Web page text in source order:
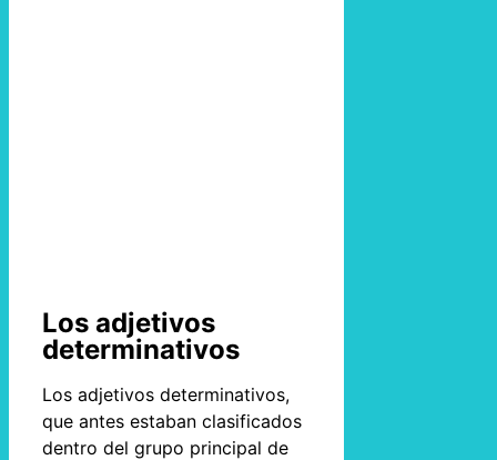
Los adjetivos
determinativos
Los adjetivos determinativos,
que antes estaban clasificados
dentro del grupo principal de